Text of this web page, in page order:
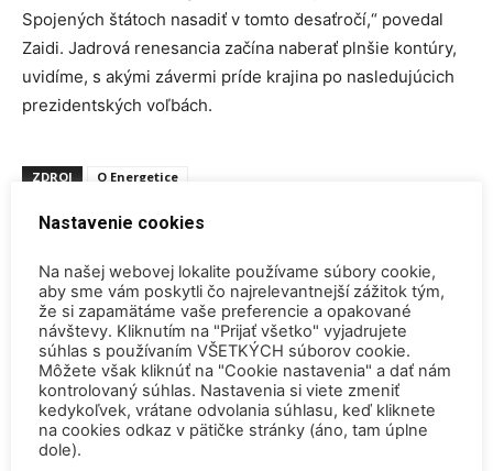
Spojených štátoch nasadiť v tomto desaťročí,“ povedal
Zaidi. Jadrová renesancia začína naberať plnšie kontúry,
uvidíme, s akými závermi príde krajina po nasledujúcich
prezidentských voľbách.
ZDROJ
O Energetice
Spojené štáty americké
Predchádzajúci článok
V Číne sa začala výstavba
ďalšieho jadrového bloku
Ďalší článok
Ďalšie fínske mesto zvažuje
Nastavenie cookies
Na našej webovej lokalite používame súbory cookie,
aby sme vám poskytli čo najrelevantnejší zážitok tým,
že si zapamätáme vaše preferencie a opakované
návštevy. Kliknutím na "Prijať všetko" vyjadrujete
súhlas s používaním VŠETKÝCH súborov cookie.
Môžete však kliknúť na "Cookie nastavenia" a dať nám
kontrolovaný súhlas. Nastavenia si viete zmeniť
kedykoľvek, vrátane odvolania súhlasu, keď kliknete
na cookies odkaz v pätičke stránky (áno, tam úplne
dole).